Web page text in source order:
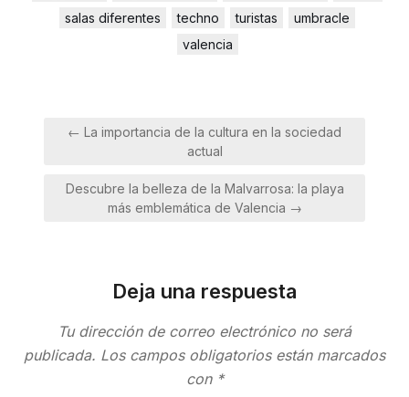
salas diferentes
techno turistas
umbracle
valencia
Navegación
← La importancia de la cultura en la sociedad
actual
Descubre la belleza de la Malvarrosa: la playa
más emblemática de Valencia →
Deja una respuesta
Tu dirección de correo electrónico no será
publicada. Los campos obligatorios están marcados
con *